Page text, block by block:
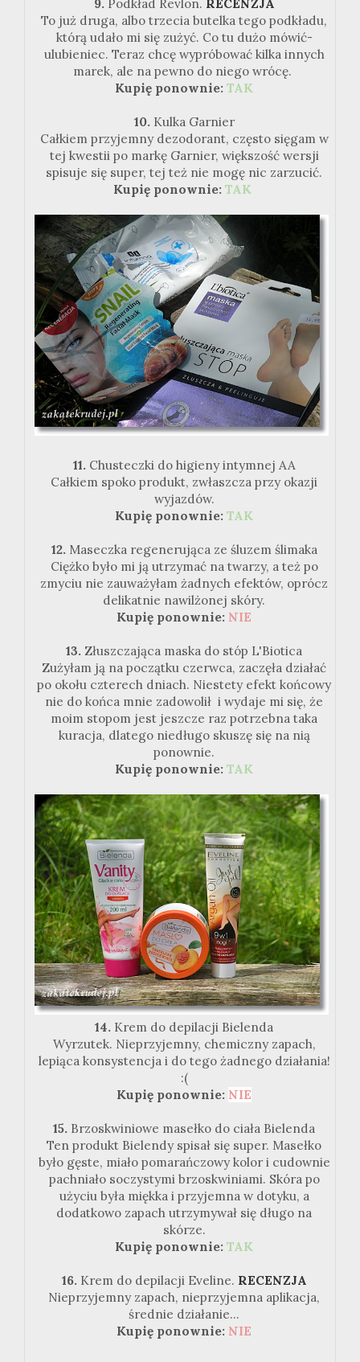
9. Podkład Revlon. RECENZJA
To już druga, albo trzecia butelka tego podkładu,
którą udało mi się zużyć. Co tu dużo mówić-
ulubieniec. Teraz chcę wypróbować kilka innych
marek, ale na pewno do niego wrócę.
Kupię ponownie: TAK
10. Kulka Garnier
Całkiem przyjemny dezodorant, często sięgam w
tej kwestii po markę Garnier, większość wersji
spisuje się super, tej też nie mogę nic zarzucić.
Kupię ponownie: TAK
11. Chusteczki do higieny intymnej AA
Całkiem spoko produkt, zwłaszcza przy okazji
wyjazdów.
Kupię ponownie: TAK
12. Maseczka regenerująca ze śluzem ślimaka
Ciężko było mi ją utrzymać na twarzy, a też po
zmyciu nie zauważyłam żadnych efektów, oprócz
delikatnie nawilżonej skóry.
Kupię ponownie: NIE
13. Złuszczająca maska do stóp L'Biotica
Zużyłam ją na początku czerwca, zaczęła działać
po okołu czterech dniach. Niestety efekt końcowy
nie do końca mnie zadowolił i wydaje mi się, że
moim stopom jest jeszcze raz potrzebna taka
kuracja, dlatego niedługo skuszę się na nią
ponownie.
Kupię ponownie: TAK
14. Krem do depilacji Bielenda
Wyrzutek. Nieprzyjemny, chemiczny zapach,
lepiąca konsystencja i do tego żadnego działania!
:(
Kupię ponownie: NIE
15. Brzoskwiniowe masełko do ciała Bielenda
Ten produkt Bielendy spisał się super. Masełko
było gęste, miało pomarańczowy kolor i cudownie
pachniało soczystymi brzoskwiniami. Skóra po
użyciu była miękka i przyjemna w dotyku, a
dodatkowo zapach utrzymywał się długo na
skórze.
Kupię ponownie: TAK
16. Krem do depilacji Eveline. RECENZJA
Nieprzyjemny zapach, nieprzyjemna aplikacja,
średnie działanie...
Kupię ponownie: NIE